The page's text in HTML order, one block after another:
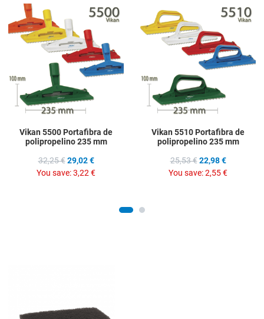
Add to Wishlist
Add to Compare
Vikan 5500 Portafibra de
polipropelino 235 mm
32,25 € 29,02 €
You save:3,22 €
Vikan 5510 Portafibra de
polipropelino 235 mm
25,53 € 22,98 €
You save:2,55 €